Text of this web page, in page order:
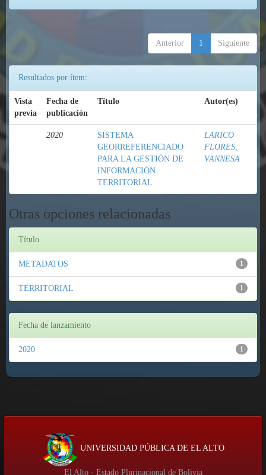
Anterior 1 Siguiente
Resultados por ítem:
Vista
previa
Fecha de
publicación
Título Autor(es)
2020
SISTEMA
GEORREFERENCIADO
PARA LA GESTIÓN DE
INFORMACIÓN
TERRITORIAL
LARICO
FLORES,
VANNESA
Otras opciones relacionadas
Título
1
METADATOS
1
TERRITORIAL
Fecha de lanzamiento
1
2020
UNIVERSIDAD PÚBLICA DE EL ALTO
El Alto - Estado Plurinacional de Bolivia